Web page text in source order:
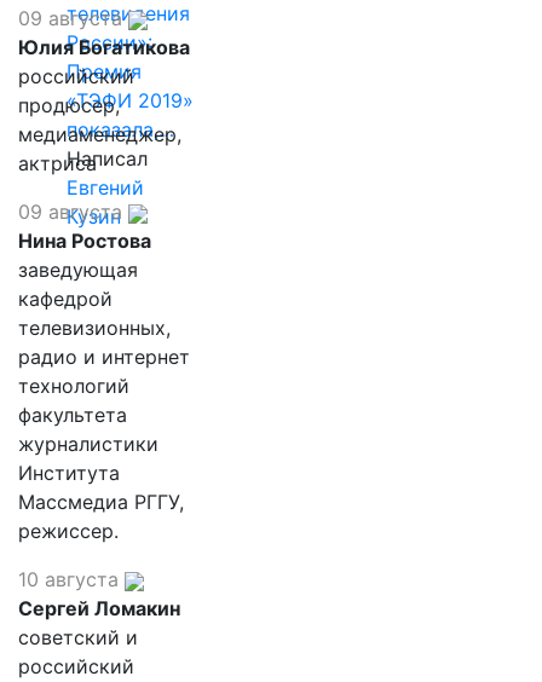
телевидения
России»:
Премия
«ТЭФИ 2019»
показала,…
Написал
Евгений
Кузин
09 августа
Юлия Богатикова
российский
продюсер,
медиаменеджер,
актриса
09 августа
Нина Ростова
заведующая
кафедрой
телевизионных,
радио и интернет
технологий
факультета
журналистики
Института
Массмедиа РГГУ,
режиссер.
10 августа
Сергей Ломакин
советский и
российский